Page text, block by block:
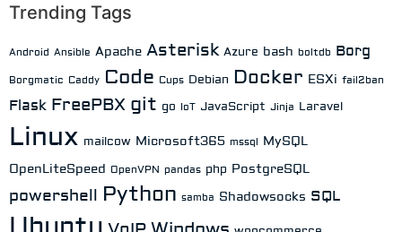
Trending Tags
Android Ansible Apache Asterisk Azure bash boltdb Borg
Borgmatic Caddy Code Cups Debian Docker ESXi fail2ban
Flask FreePBX git go IoT JavaScript Jinja Laravel
Linux mailcow Microsoft365 mssql MySQL
OpenLiteSpeed OpenVPN pandas php PostgreSQL
powershell Python samba Shadowsocks SQL